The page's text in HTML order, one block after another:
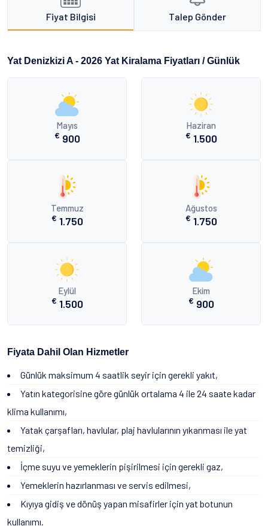
Fiyat Bilgisi Talep Gönder
Yat Denizkizi A - 2026 Yat Kiralama Fiyatları / Günlük
Mayıs
€ 900
Haziran
€ 1.500
Temmuz
€ 1.750
Ağustos
€ 1.750
Eylül
€ 1.500
Ekim
€ 900
Fiyata Dahil Olan Hizmetler
Günlük maksimum 4 saatlik seyir için gerekli yakıt,
Yatın kategorisine göre günlük ortalama 4 ile 24 saate kadar
klima kullanımı,
Yatak çarşafları, havlular, plaj havlularının yıkanması ile yat
temizliği,
İçme suyu ve yemeklerin pişirilmesi için gerekli gaz,
Yemeklerin hazırlanması ve servis edilmesi,
Kıyıya gidiş ve dönüş yapan misafirler için yat botunun
kullanımı.